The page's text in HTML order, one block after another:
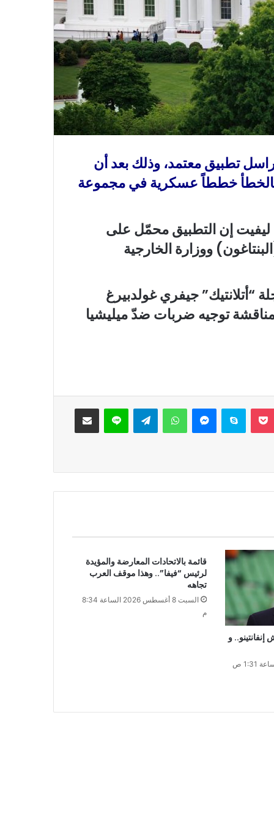
تطبيق معتمد، وذلك بعد أن
بالخطأ خططاً عسكرية في مجموعة
ليفيت إن التطبيق محمّل على
ووزارة الخارجية
جيفري غولدبيرغ
توجيه ضربات ضدّ ميليشيا
سكايب واتساب لاين
و
قائمة بالاتحادات المعارضة والمؤيدة
لرئيس “فيفا”.. وهذا موقف العرب
تجاهه
السبت 8 أغسطس 2026 الساعة 8:34
م